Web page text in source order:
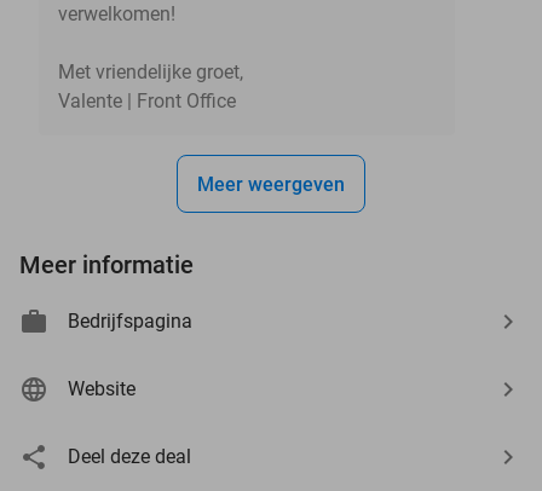
verwelkomen!
Met vriendelijke groet,
Valente | Front Office
Meer weergeven
Meer informatie
Bedrijfspagina
Website
Deel deze deal